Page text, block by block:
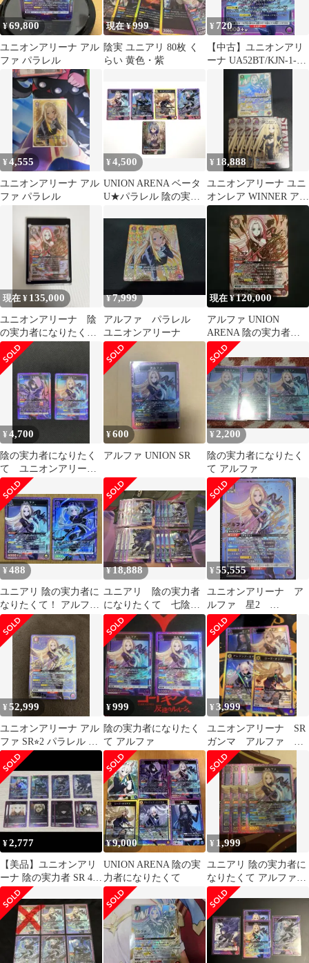
¥69,800
ユニオンアリーナ アル
ファ パラレル
現在 ¥999
陰実 ユニアリ 80枚 く
らい 黄色・紫
¥ 720
【中古】ユニオンアリ
ーナ UA52BT/KJN-1-
056[SR]：(キラ)アルフ
¥4,555
ユニオンアリーナ アル
ファ パラレル
¥4,500
UNION ARENA ベータ
U★パラレル 陰の実力
¥ 18,888
ユニオンアリーナ ユニ
オンレア WINNER アル
ファ おまけ付き
現在 ¥ 135,000
ユニオンアリーナ 陰
の実力者になりたく
て アルファ
SR★★★ パラレル サ
イン
¥7,999
アルファ パラレル
ユニオンアリーナ
現在 ¥120,000
アルファ UNION
ARENA 陰の実力者に
なりたくて SR星3 パラ
レル
¥4,700
陰の実力者になりたく
て ユニオンアリー
ナ シャドウ アルフ
ァ sr
¥600
アルファ UNION SR
¥ 2,200
陰の実力者になりたく
て アルファ
¥488
ユニアリ 陰の実力者に
なりたくて！ アルファ
イプシロン
¥18,888
ユニアリ 陰の実力者
になりたくて 七陰
SR パーツ(おまけ付き)
¥55,555
ユニオンアリーナ ア
ルファ 星2
SR★★ パラレル
¥52,999
ユニオンアリーナ アル
ファ SR⭐︎2 パラレル 陰
の実力者になりたくて
¥999
陰の実力者になりたく
て アルファ
¥3,999
ユニオンアリーナ SR
ガンマ アルファ ア
レクシア・ミドガル
ローズ・オリアナ
¥2,777
【美品】ユニオンアリ
ーナ 陰の実力者 SR 4枚
セット アルファ ベータ
他
¥9,000
UNION ARENA 陰の実
力者になりたくて
¥ 1,999
ユニアリ 陰の実力者に
なりたくて アルファ
SR 4枚